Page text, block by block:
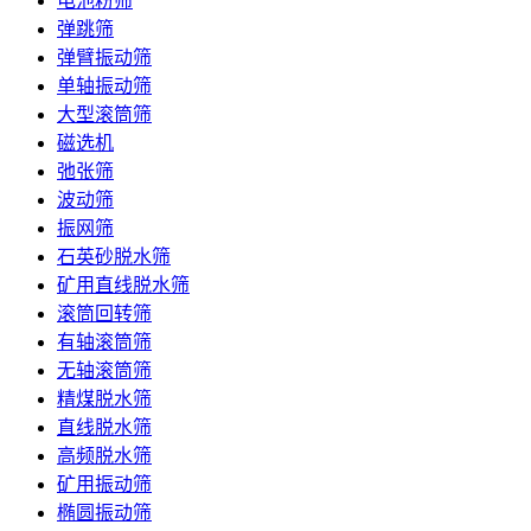
弹跳筛
弹臂振动筛
单轴振动筛
大型滚筒筛
磁选机
弛张筛
波动筛
振网筛
石英砂脱水筛
矿用直线脱水筛
滚筒回转筛
有轴滚筒筛
无轴滚筒筛
精煤脱水筛
直线脱水筛
高频脱水筛
矿用振动筛
椭圆振动筛